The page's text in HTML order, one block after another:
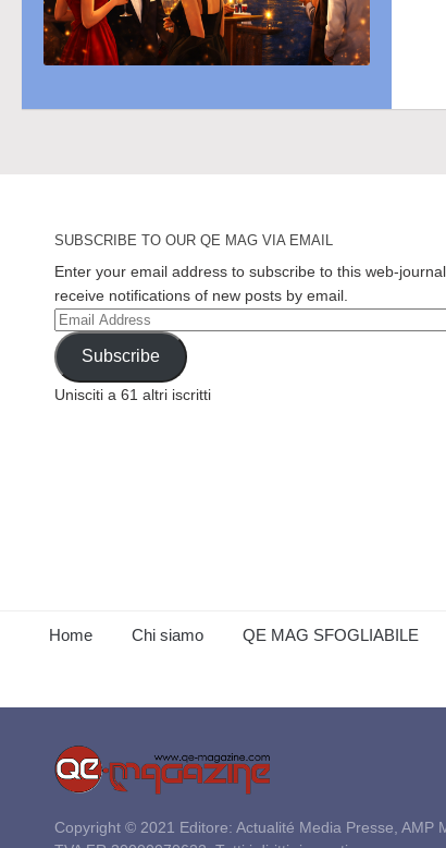
SUBSCRIBE TO OUR QE MAG VIA EMAIL
Enter your email address to subscribe to this web-
receive notifications of new posts by email.
Email
Address
Subscribe
Unisciti a 61 altri iscritti
Home Chi siamo QE MAG SFOGLIABILE
Copyright © 2021 Editore: Actualité Media Presse, AMP